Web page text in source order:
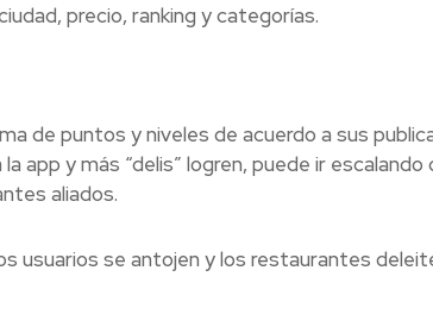
precio, ranking y categorías.
de puntos y niveles de acuerdo a sus
app y más “delis” logren, puede ir escalando
aliados.
usuarios se antojen y los restaurantes